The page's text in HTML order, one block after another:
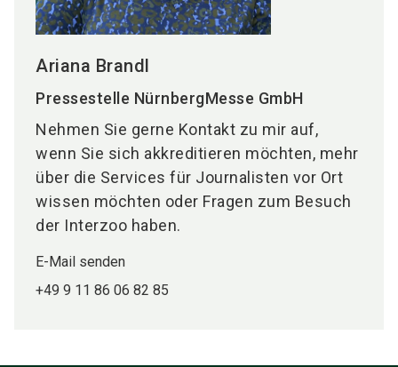
Ariana Brandl
Pressestelle NürnbergMesse GmbH
Nehmen Sie gerne Kontakt zu mir auf,
wenn Sie sich akkreditieren möchten, mehr
über die Services für Journalisten vor Ort
wissen möchten oder Fragen zum Besuch
der Interzoo haben.
E-Mail senden
+49 9 11 86 06 82 85